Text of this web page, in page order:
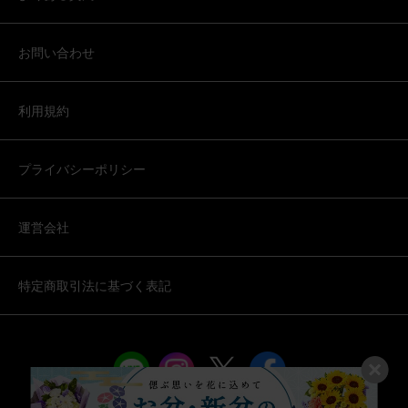
お問い合わせ
利用規約
プライバシーポリシー
運営会社
特定商取引法に基づく表記